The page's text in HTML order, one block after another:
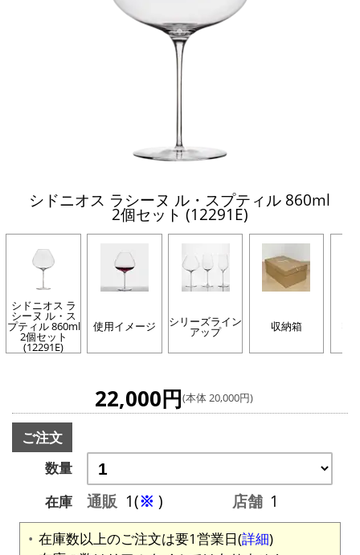
シドニオス ラシーヌ ル・スプティル 860ml
2個セット (12291E)
シドニオス ラ
シーヌ ル・ス
プティル 860ml
2個セット
(12291E)
使用イメージ シリーズライン
アップ 収納箱
22,000円(本体 20,000円)
ご注文
数量
在庫
通販 1(※ ) 店舗 1
在庫数以上のご注文は要1営業日(詳細)